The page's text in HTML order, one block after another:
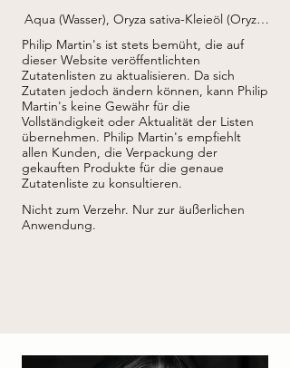
Aqua (Wasser), Oryza sativa-Kleieöl (Oryza
dulcis-Öl (Prunus amygdalus dulcis (süße
Mandel)-Öl), Olea europaea (Oliven)-
Samenpulver, Glycerin, Behenylalkohol,
Ethylhexylstearat, Butyrospermumparkii-
Butter (Butyrospermumparkii (Sheabutter)),
Glycerylstearat, Cetearylalkohol, Argania
spinosa-Kernöl*, Gambefera indica-
Samenbutter (Mangifera indica (Mango)-
Samenbutter), Althaea officinalis-
Wurzelextrakt*, Avena sativa-Kleieextrakt
(Avena sativa ( Haferkleieextrakt)*,
Simmondsiachinensis-Samenöl
(Simmondsiachinensis (Jojoba)-Samenöl)*,
Parfüm (Duftstoff), Shoreastenoptera-
Philip Martin's ist stets bemüht, die auf
dieser Website veröffentlichten
Zutatenlisten zu aktualisieren. Da sich
Zutaten jedoch ändern können, kann Philip
Martin's keine Gewähr für die
Vollständigkeit oder Aktualität der Listen
übernehmen. Philip Martin's empfiehlt
allen Kunden, die Verpackung der
gekauften Produkte für die genaue
Zutatenliste zu konsultieren.
Nicht zum Verzehr. Nur zur äußerlichen
Anwendung.